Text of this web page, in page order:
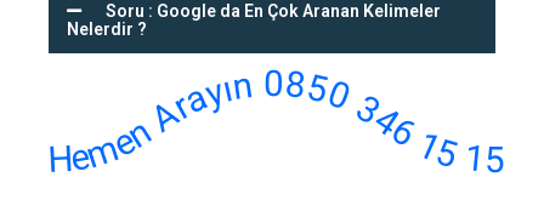
Soru : Google da En Çok Aranan Kelimeler
Nelerdir ?
Hemen Arayın 0850 346 15 15